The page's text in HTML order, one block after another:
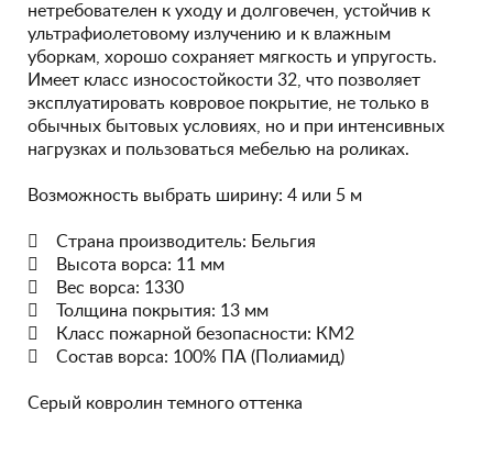
нетребователен к уходу и долговечен, устойчив к
ультрафиолетовому излучению и к влажным
уборкам, хорошо сохраняет мягкость и упругость.
Имеет класс износостойкости 32, что позволяет
эксплуатировать ковровое покрытие, не только в
обычных бытовых условиях, но и при интенсивных
нагрузках и пользоваться мебелью на роликах.
Возможность выбрать ширину: 4 или 5 м
 Страна производитель: Бельгия
 Высота ворса: 11 мм
 Вес ворса: 1330
 Толщина покрытия: 13 мм
 Класс пожарной безопасности: КМ2
 Состав ворса: 100% ПА (Полиамид)
Серый ковролин темного оттенка